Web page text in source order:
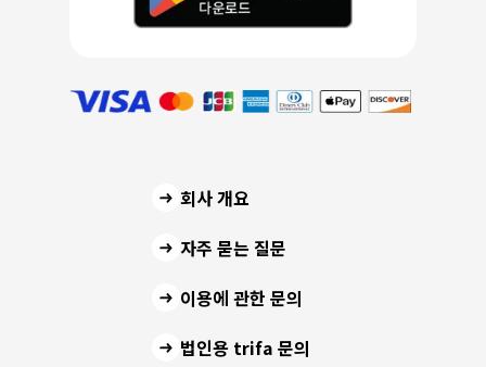
회사 개요
자주 묻는 질문
이용에 관한 문의
법인용 trifa 문의